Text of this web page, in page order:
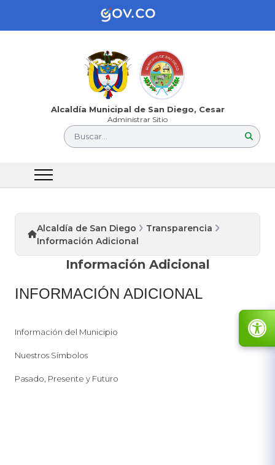
Alcaldía Municipal de San Diego, Cesar
Administrar Sitio
Buscar...
Alcaldía de San Diego
Transparencia
Información Adicional
Información Adicional
INFORMACIÓN ADICIONAL​
Información del Municipio
Nuestros Símbolos
Pasado, Presente y Futuro​​​​